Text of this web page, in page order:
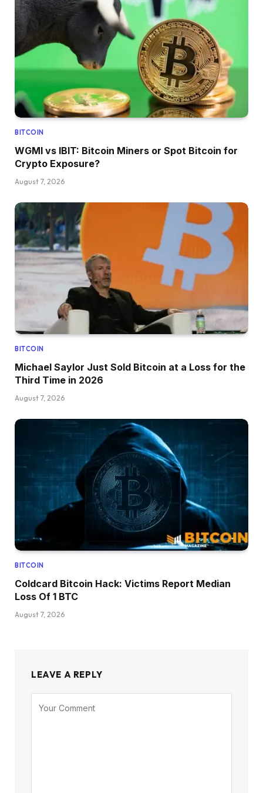
BITCOIN
WGMI vs IBIT: Bitcoin Miners or Spot Bitcoin for
Crypto Exposure?
August 7, 2026
BITCOIN
Michael Saylor Just Sold Bitcoin at a Loss for the
Third Time in 2026
August 7, 2026
BITCOIN
Coldcard Bitcoin Hack: Victims Report Median
Loss Of 1 BTC
August 7, 2026
LEAVE A REPLY